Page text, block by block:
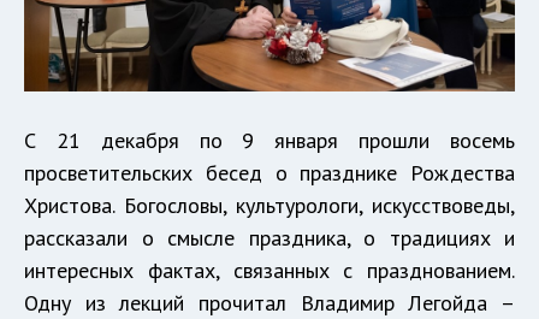
С 21 декабря по 9 января прошли восемь
просветительских бесед о празднике Рождества
Христова. Богословы, культурологи, искусствоведы,
рассказали о смысле праздника, о традициях и
интересных фактах, связанных с празднованием.
Одну из лекций прочитал Владимир Легойда –